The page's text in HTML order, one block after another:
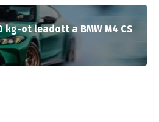
ot leadott a BMW M4 CS